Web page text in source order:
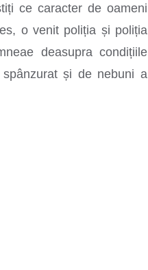
ce caracter de oameni
o venit poliția și poliția
deasupra condițiile
și de nebuni a